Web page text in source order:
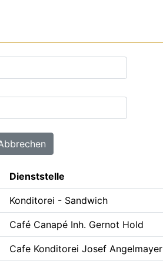
Dienststelle
Konditorei - Sandwich
Café Canapé Inh. Gernot Hold
Cafe Konditorei Josef Angelmayer